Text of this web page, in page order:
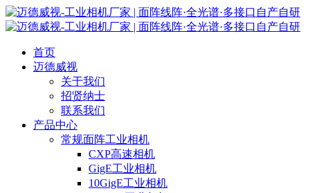
首页
迈德威视
关于我们
招贤纳士
联系我们
产品中心
常规面阵工业相机
CXP高速相机
GigE工业相机
10GigE工业相机